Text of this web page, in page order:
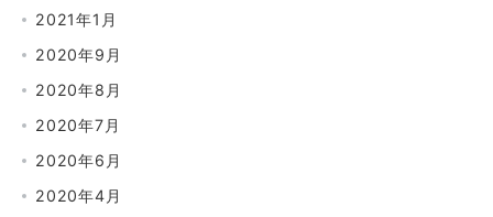
2021年1月
2020年9月
2020年8月
2020年7月
2020年6月
2020年4月